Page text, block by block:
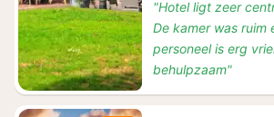
"Hotel ligt zeer
De kamer was ruim
personeel is erg
behulpzaam"